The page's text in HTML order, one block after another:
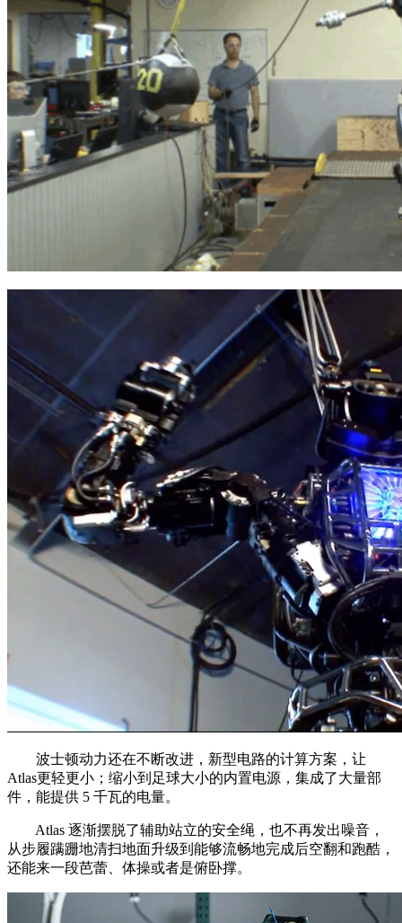
波士顿动力还在不断改进，新型电路的计算方案，让
Atlas更轻更小；缩小到足球大小的内置电源，集成了大量部
件，能提供 5 千瓦的电量。
Atlas 逐渐摆脱了辅助站立的安全绳，也不再发出噪音，
从步履蹒跚地清扫地面升级到能够流畅地完成后空翻和跑酷，
还能来一段芭蕾、体操或者是俯卧撑。